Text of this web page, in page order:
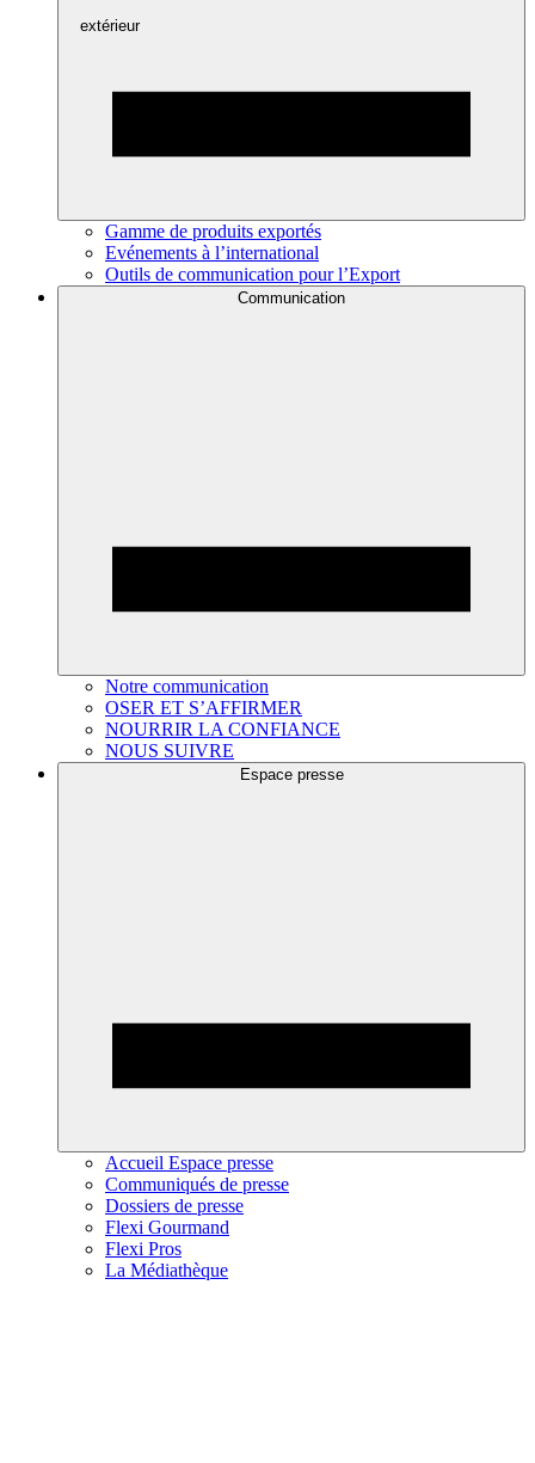
extérieur
Gamme de produits exportés
Evénements à l’international
Outils de communication pour l’Export
Communication
Notre communication
OSER ET S’AFFIRMER
NOURRIR LA CONFIANCE
NOUS SUIVRE
Espace presse
Accueil Espace presse
Communiqués de presse
Dossiers de presse
Flexi Gourmand
Flexi Pros
La Médiathèque